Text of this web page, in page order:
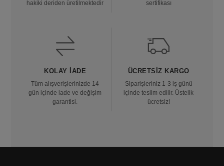
hakiki deriden üretilmektedir
sertifikası
KOLAY İADE
Tüm alışverişlerinizde 14
gün içinde iade ve değişim
garantisi.
ÜCRETSIZ KARGO
Siparişleriniz 1-3 iş günü
içinde teslim edilir. Üstelik
ücretsiz!